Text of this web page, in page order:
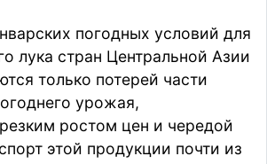
погодных условий для
лука стран Центральной Азии
только потерей части
урожая,
ростом цен и чередой
этой продукции почти из